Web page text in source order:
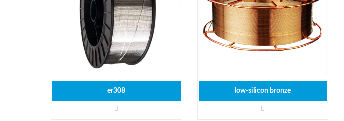
er308 low-silicon bronze